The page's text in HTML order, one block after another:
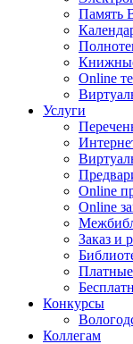
Память
Online
Услуги
Online
Online
Заказ и
Конкурсы
Коллегам